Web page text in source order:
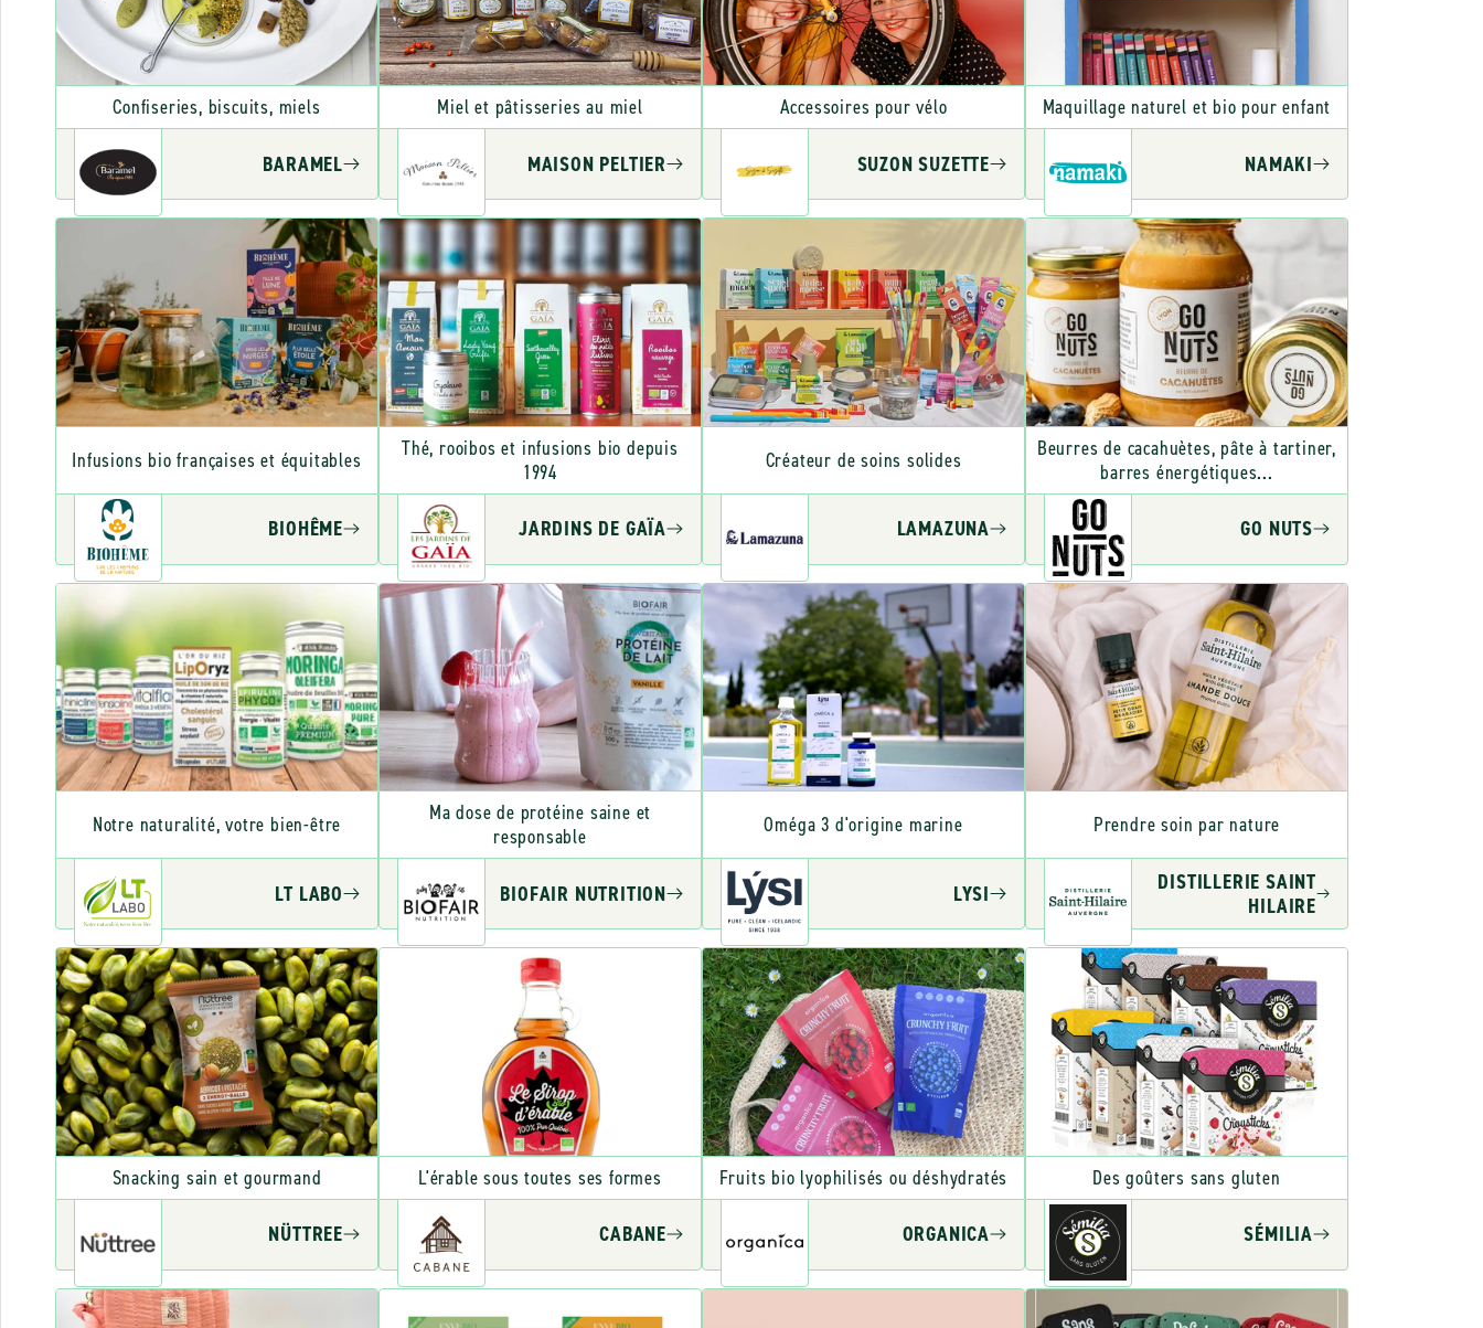
Confiseries, biscuits, miels
BARAMEL
Miel et pâtisseries au miel
MAISON PELTIER
Accessoires pour vélo
SUZON SUZETTE
Maquillage naturel et bio pour enfant
NAMAKI
Infusions bio françaises et équitables
BIOHÊME
Thé, rooibos et infusions bio depuis
1994
JARDINS DE GAÏA
Créateur de soins solides
LAMAZUNA
Beurres de cacahuètes, pâte à tartiner,
barres énergétiques...
GO NUTS
Notre naturalité, votre bien-être
LT LABO
Ma dose de protéine saine et
responsable
BIOFAIR NUTRITION
Oméga 3 d'origine marine
LYSI
Prendre soin par nature
DISTILLERIE SAINT
HILAIRE
Snacking sain et gourmand
NÜTTREE
L'érable sous toutes ses formes
CABANE
Fruits bio lyophilisés ou déshydratés
ORGANICA
Des goûters sans gluten
SÉMILIA